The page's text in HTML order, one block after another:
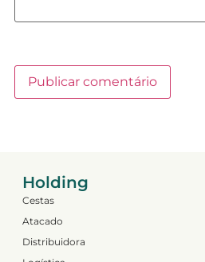
Holding
Cestas
Atacado
Distribuidora